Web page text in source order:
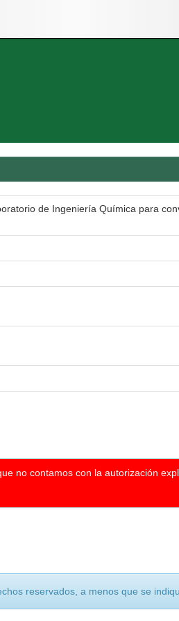
de Ingeniería Química para
no contamos con la autorización
reservados, a menos que se